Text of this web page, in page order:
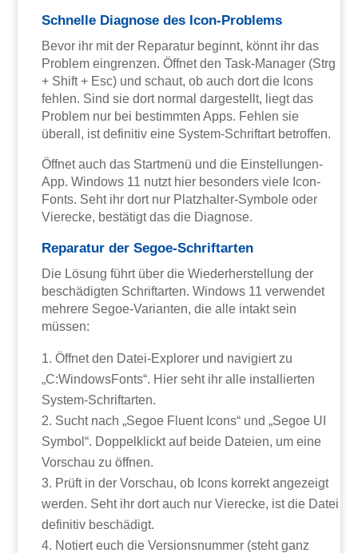
Schnelle Diagnose des Icon-Problems
Bevor ihr mit der Reparatur beginnt, könnt ihr das
Problem eingrenzen. Öffnet den Task-Manager (Strg
+ Shift + Esc) und schaut, ob auch dort die Icons
fehlen. Sind sie dort normal dargestellt, liegt das
Problem nur bei bestimmten Apps. Fehlen sie
überall, ist definitiv eine System-Schriftart betroffen.
Öffnet auch das Startmenü und die Einstellungen-
App. Windows 11 nutzt hier besonders viele Icon-
Fonts. Seht ihr dort nur Platzhalter-Symbole oder
Vierecke, bestätigt das die Diagnose.
Reparatur der Segoe-Schriftarten
Die Lösung führt über die Wiederherstellung der
beschädigten Schriftarten. Windows 11 verwendet
mehrere Segoe-Varianten, die alle intakt sein
müssen:
Öffnet den Datei-Explorer und navigiert zu
„C:WindowsFonts“. Hier seht ihr alle installierten
System-Schriftarten.
Sucht nach „Segoe Fluent Icons“ und „Segoe UI
Symbol“. Doppelklickt auf beide Dateien, um eine
Vorschau zu öffnen.
Prüft in der Vorschau, ob Icons korrekt angezeigt
werden. Seht ihr dort auch nur Vierecke, ist die Datei
definitiv beschädigt.
Notiert euch die Versionsnummer (steht ganz